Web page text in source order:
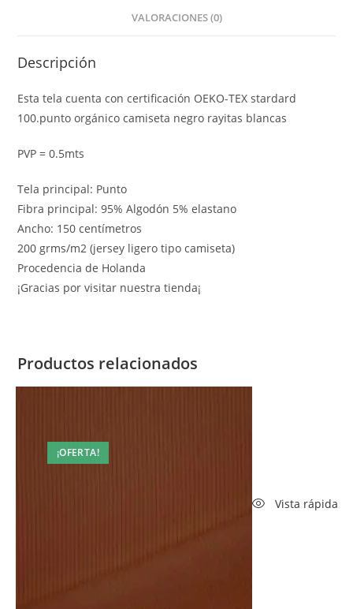
VALORACIONES (0)
Descripción
Esta tela cuenta con certificación OEKO-TEX stardard
100.punto orgánico camiseta negro rayitas blancas
PVP = 0.5mts
Tela principal: Punto
Fibra principal: 95% Algodón 5% elastano
Ancho: 150 centímetros
200 grms/m2 (jersey ligero tipo camiseta)
Procedencia de Holanda
¡Gracias por visitar nuestra tienda¡
Productos relacionados
¡OFERTA!
Vista rápida